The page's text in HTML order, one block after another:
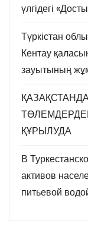
үлгідегі
Түркістан
Кентау
зауытының
ҚҰРЫЛУДА
В
активов
питьевой